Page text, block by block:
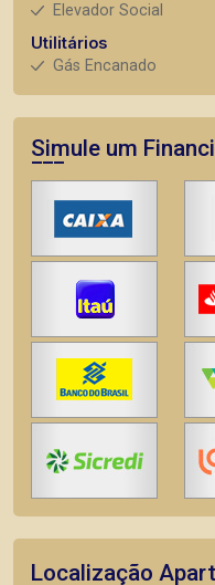
Elevador Social
Utilitários
Gás Encanado
Simule um
Localização